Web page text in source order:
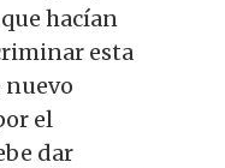
hacían
esta
nuevo
el
dar